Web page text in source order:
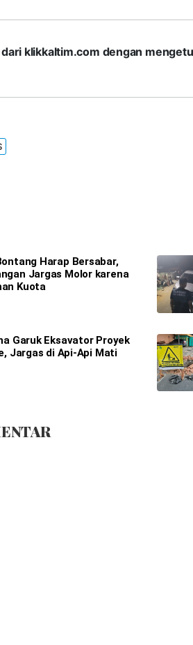
klikkaltim.com dengan
Harap Bersabar,
Jargas Molor karena
Kuota
Garuk Eksavator Proyek
Jargas di Api-Api Mati